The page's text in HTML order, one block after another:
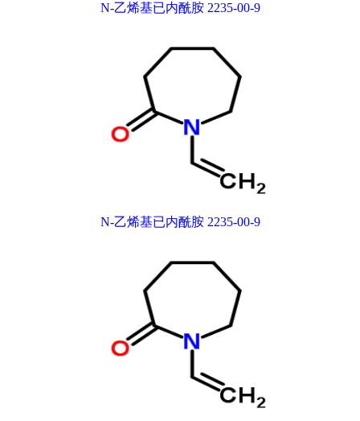
N-乙烯基已内酰胺 2235-00-9
N-乙烯基已内酰胺 2235-00-9